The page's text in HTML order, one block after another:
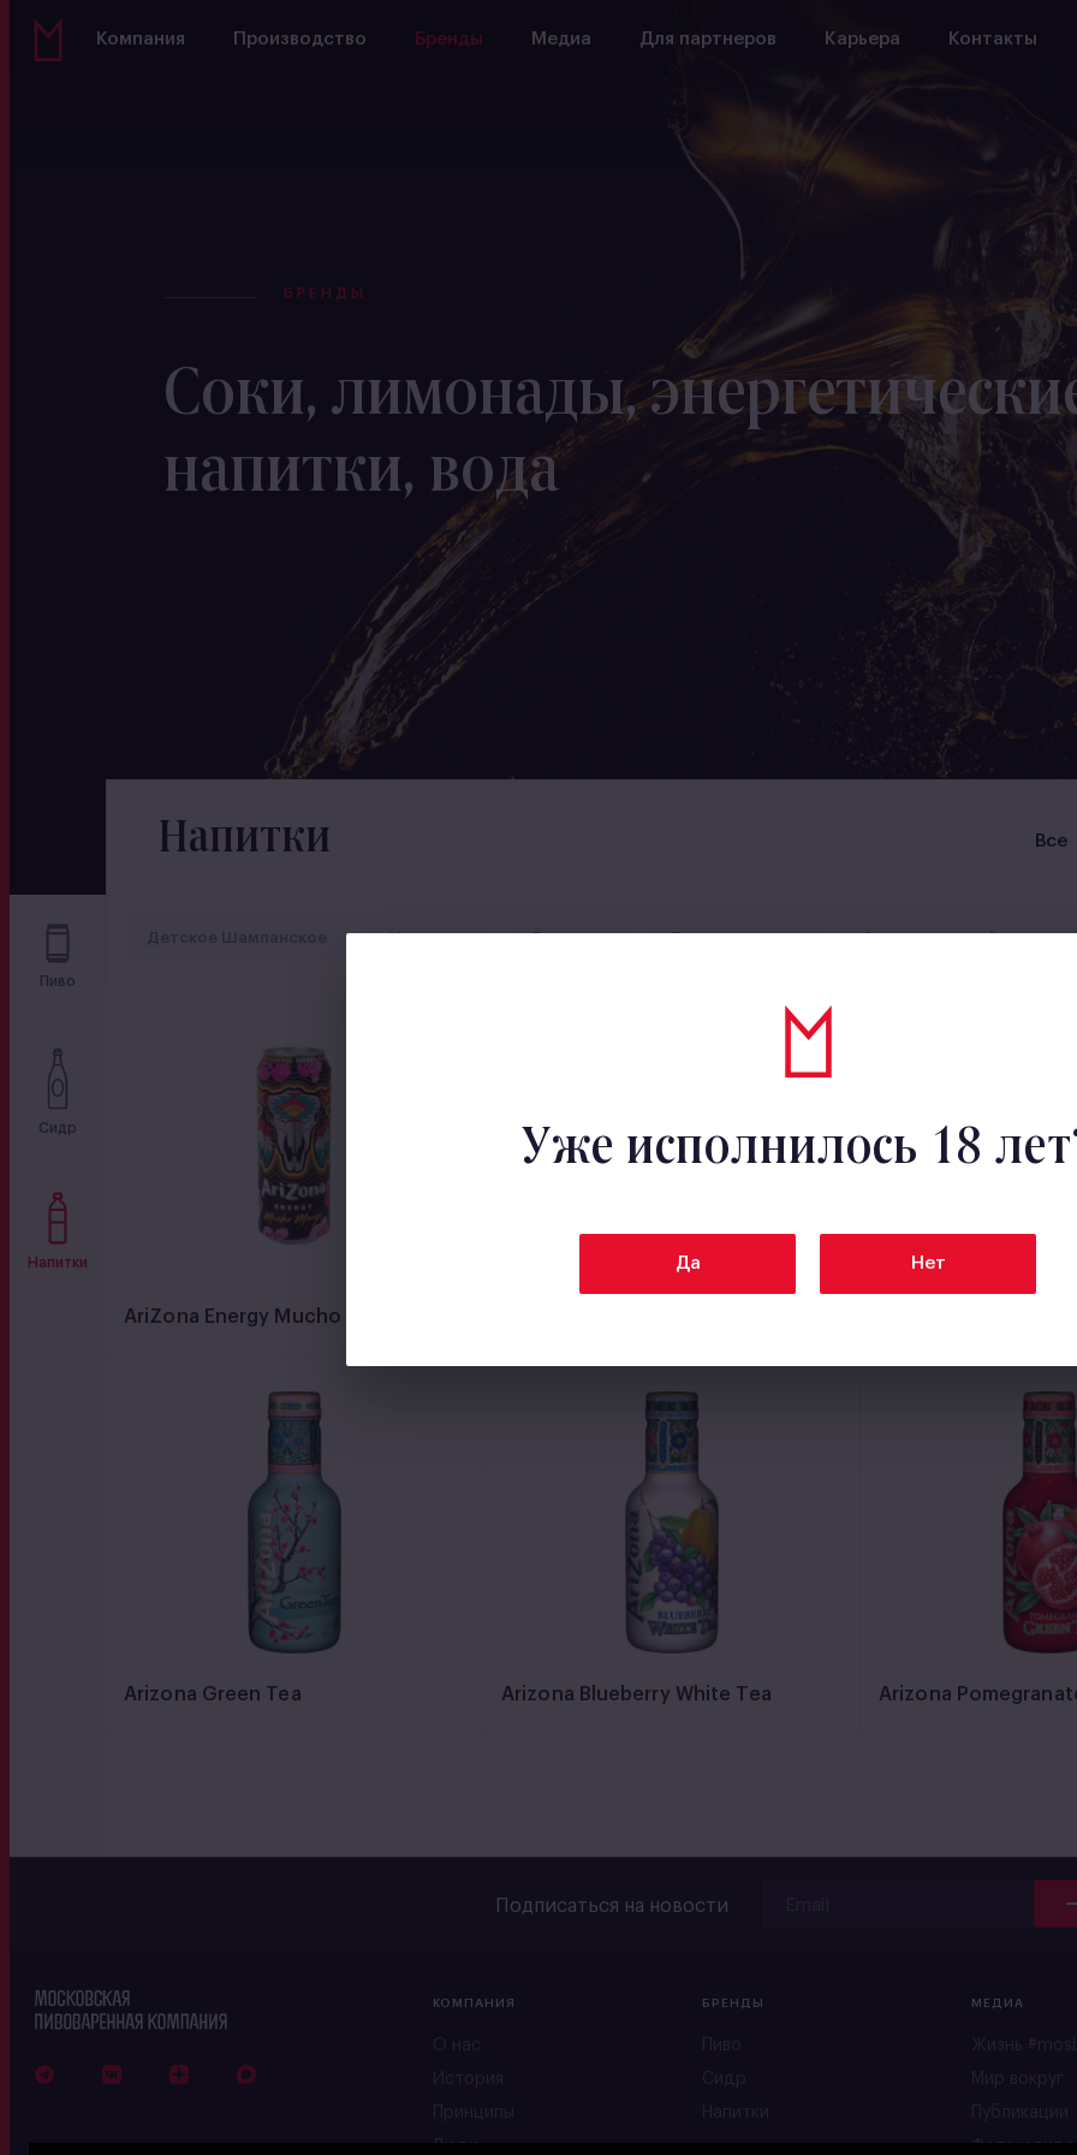
Компания Производство Бренды Медиа Для партнеров Карьера Контакты
БРЕНДЫ
Соки, лимонады,
напитки, вода
Пиво
Сидр
Напитки
Напитки Все
Изотоник Лицензия Безалкогольное Энергетический напиток
AriZona Energy Mucho Mango
Arizona Green Tea Arizona Blueberry White Tea Arizona
Подписаться на новости
КОМПАНИЯ
Люди
БРЕНДЫ МЕДИА
Фото и
Уже исполнилось 18
Да Нет